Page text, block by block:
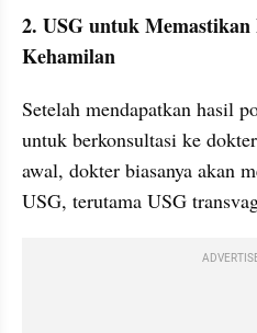
2. USG untuk
Kehamilan
Setelah mendapatkan hasil
untuk berkonsultasi ke
awal, dokter biasanya akan
USG, terutama USG